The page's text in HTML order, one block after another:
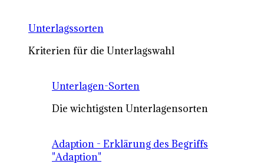
Unterlagssorten
Kriterien für die Unterlagswahl
Unterlagen-Sorten
Die wichtigsten Unterlagensorten
Adaption - Erklärung des Begriffs
"Adaption"